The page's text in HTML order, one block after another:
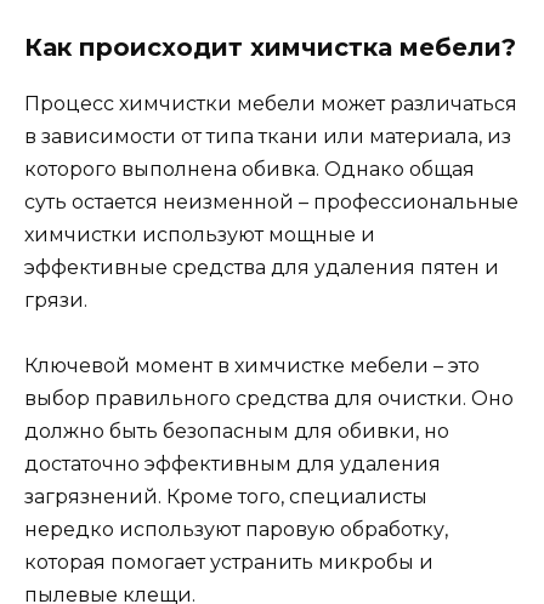
Как происходит химчистка мебели?
Процесс химчистки мебели может различаться
в зависимости от типа ткани или материала, из
которого выполнена обивка. Однако общая
суть остается неизменной – профессиональные
химчистки используют мощные и
эффективные средства для удаления пятен и
грязи.
Ключевой момент в химчистке мебели – это
выбор правильного средства для очистки. Оно
должно быть безопасным для обивки, но
достаточно эффективным для удаления
загрязнений. Кроме того, специалисты
нередко используют паровую обработку,
которая помогает устранить микробы и
пылевые клещи.